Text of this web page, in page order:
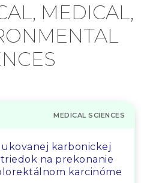
MEDICAL,
MEDICAL SCIENCES
karbonickej
na prekonanie
karcinóme